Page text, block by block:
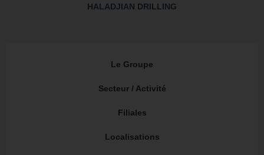
HALADJIAN DRILLING
Le Groupe
Secteur / Activité
Filiales
Localisations